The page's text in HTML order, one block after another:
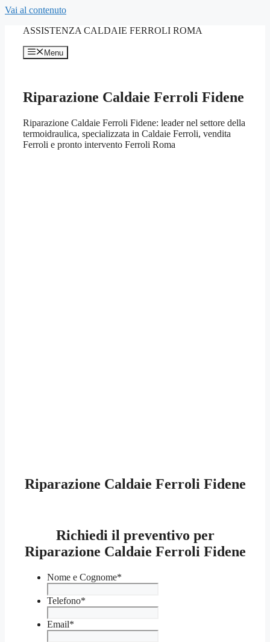
Vai al contenuto
ASSISTENZA CALDAIE FERROLI ROMA
Menu
Riparazione Caldaie Ferroli Fidene
Riparazione Caldaie Ferroli Fidene: leader nel settore della
termoidraulica, specializzata in Caldaie Ferroli, vendita
Ferroli e pronto intervento Ferroli Roma
Riparazione Caldaie Ferroli Fidene
Richiedi il preventivo per
Riparazione Caldaie Ferroli Fidene
Nome e Cognome*
Telefono*
Email*